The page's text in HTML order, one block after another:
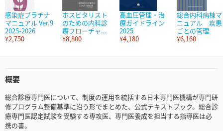
感染症プラチナ
マニュアル Ver.9
2025-2026
¥2,750
ホスピタリスト
のための内科診
療フローチャ...
¥8,800
高血圧管理・治
療ガイドライン
2025
¥4,180
総合内科病棟マ
ニュアル 疾患
ごとの管理
¥6,160
概要
総合診療専門医について、制度の運用を統括する日本専門医機構が専門研
修プログラム整備基準に沿う形でまとめた、公式テキストブック。総合診
療専門医認定試験を受験する専攻医、専門医養成を担当する指導医は必
携の書。